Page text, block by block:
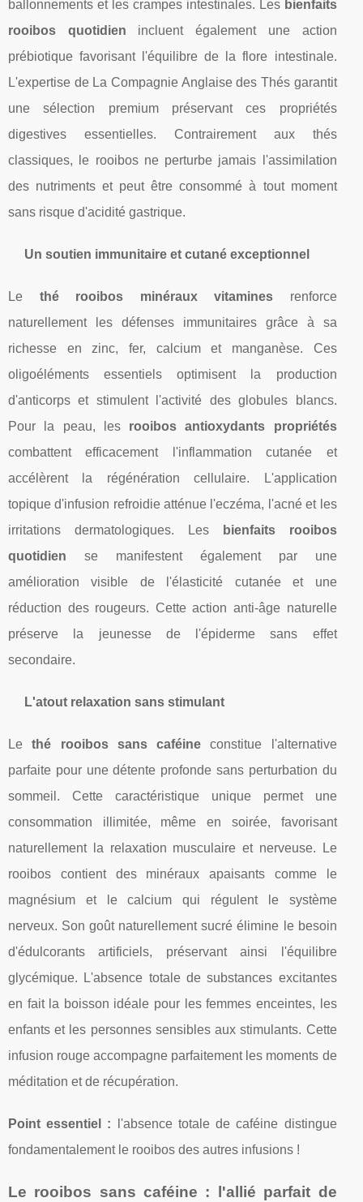
ballonnements et les crampes intestinales. Les bienfaits
rooibos quotidien incluent également une action
prébiotique favorisant l'équilibre de la flore intestinale.
L'expertise de La Compagnie Anglaise des Thés garantit
une sélection premium préservant ces propriétés
digestives essentielles. Contrairement aux thés
classiques, le rooibos ne perturbe jamais l'assimilation
des nutriments et peut être consommé à tout moment
sans risque d'acidité gastrique.
Un soutien immunitaire et cutané exceptionnel
Le thé rooibos minéraux vitamines renforce
naturellement les défenses immunitaires grâce à sa
richesse en zinc, fer, calcium et manganèse. Ces
oligoéléments essentiels optimisent la production
d'anticorps et stimulent l'activité des globules blancs.
Pour la peau, les rooibos antioxydants propriétés
combattent efficacement l'inflammation cutanée et
accélèrent la régénération cellulaire. L'application
topique d'infusion refroidie atténue l'eczéma, l'acné et les
irritations dermatologiques. Les
bienfaits rooibos
quotidien se manifestent également par une
amélioration visible de l'élasticité cutanée et une
réduction des rougeurs. Cette action anti-âge naturelle
préserve la jeunesse de l'épiderme sans effet
secondaire.
L'atout relaxation sans stimulant
Lethé rooibos sans caféine constitue l'alternative
parfaite pour une détente profonde sans perturbation du
sommeil. Cette caractéristique unique permet une
consommation illimitée, même en soirée, favorisant
naturellement la relaxation musculaire et nerveuse. Le
rooibos contient des minéraux apaisants comme le
magnésium et le calcium qui régulent le système
nerveux. Son goût naturellement sucré élimine le besoin
d'édulcorants artificiels, préservant ainsi l'équilibre
glycémique. L'absence totale de substances excitantes
en fait la boisson idéale pour les femmes enceintes, les
enfants et les personnes sensibles aux stimulants. Cette
infusion rouge accompagne parfaitement les moments de
méditation et de récupération.
Point essentiel : l'absence totale de caféine distingue
fondamentalement le rooibos des autres infusions !
Le rooibos sans caféine : l'allié parfait de